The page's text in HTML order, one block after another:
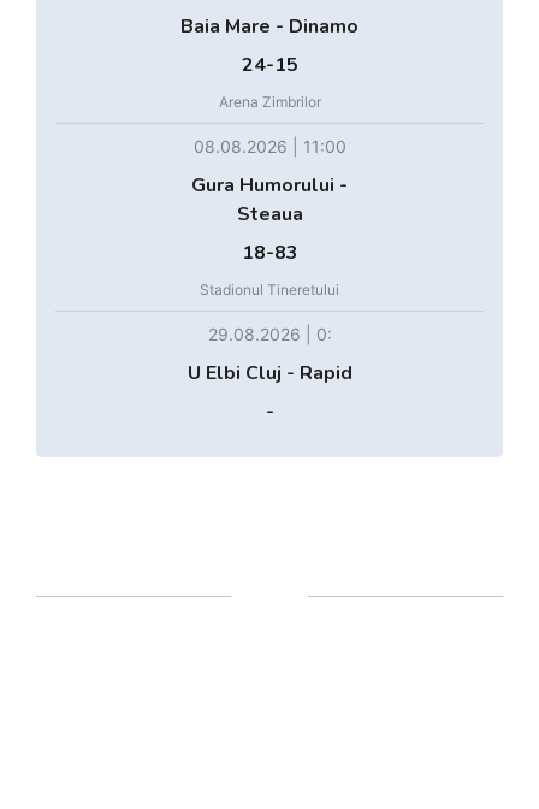
Baia Mare - Dinamo
24-15
Arena Zimbrilor
08.08.2026 | 11:00
Gura Humorului -
Steaua
18-83
Stadionul Tineretului
29.08.2026 | 0:
U Elbi Cluj - Rapid
-